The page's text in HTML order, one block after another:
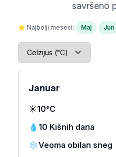
savršeno
⭐ Najbolji meseci: Maj Jun
Januar
☀️10°C
💧 10 Kišnih dana
❄️Veoma obilan sneg